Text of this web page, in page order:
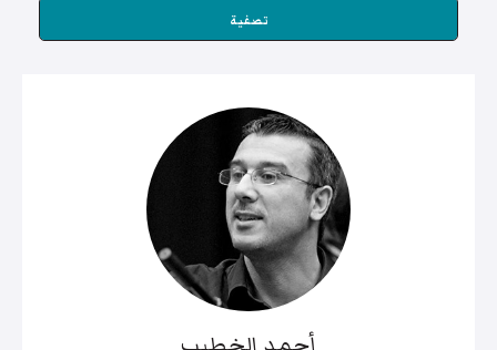
تصفية
أحمد الخطيب